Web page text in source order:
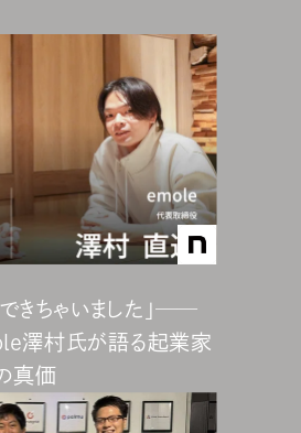
きちゃいました」──
澤村氏が語る起業家
真価